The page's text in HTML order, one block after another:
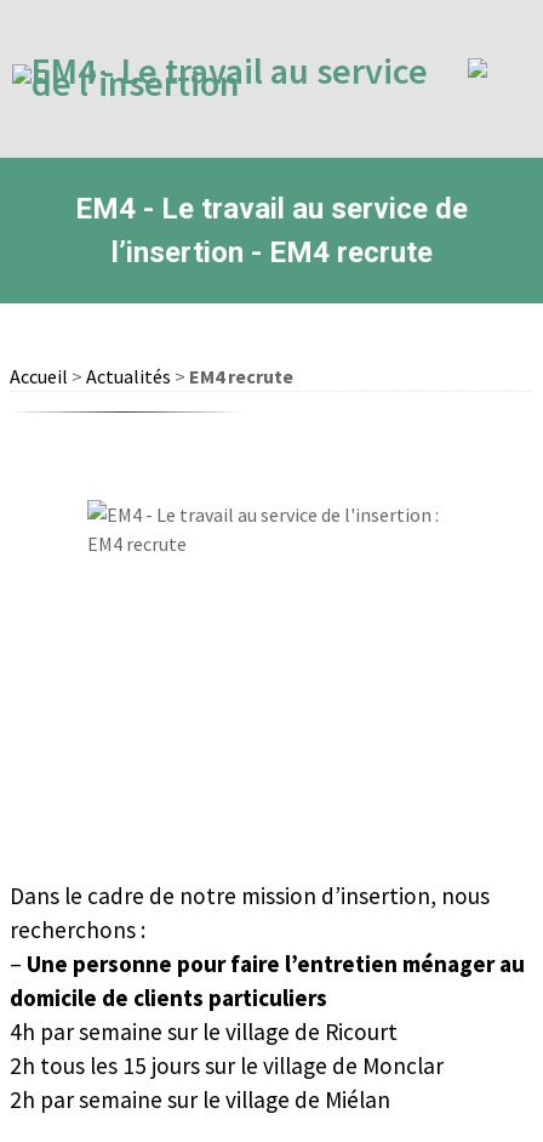
EM4 - Le travail au service de
l’insertion - EM4 recrute
Accueil > Actualités > EM4 recrute
Dans le cadre de notre mission d’insertion, nous
recherchons :
– Une personne pour faire l’entretien ménager au
domicile de clients particuliers
4h par semaine sur le village de Ricourt
2h tous les 15 jours sur le village de Monclar
2h par semaine sur le village de Miélan